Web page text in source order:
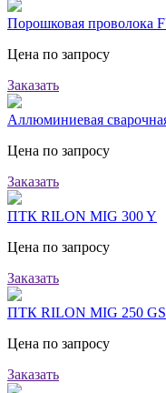
Порошковая проволока
Цена по запросу
Заказать
Аллюминиевая
Цена по запросу
Заказать
ПТК RILON MIG 300 Y
Цена по запросу
Заказать
ПТК RILON MIG 250 GS
Цена по запросу
Заказать